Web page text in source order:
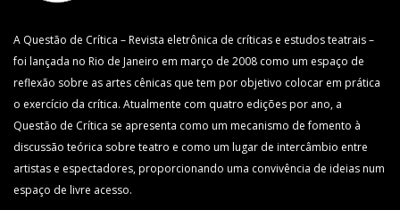
A Questão de Crítica – Revista eletrônica de críticas e estudos teatrais –
foi lançada no Rio de Janeiro em março de 2008 como um espaço de
reflexão sobre as artes cênicas que tem por objetivo colocar em prática
o exercício da crítica. Atualmente com quatro edições por ano, a
Questão de Crítica se apresenta como um mecanismo de fomento à
discussão teórica sobre teatro e como um lugar de intercâmbio entre
artistas e espectadores, proporcionando uma convivência de ideias num
espaço de livre acesso.